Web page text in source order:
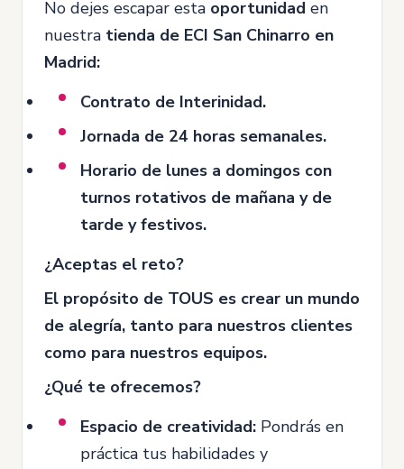
No dejes escapar esta oportunidad en
nuestra tienda de ECI San Chinarro en
Madrid:
Contrato de Interinidad.
Jornada de 24 horas semanales.
Horario de lunes a domingos con
turnos rotativos de mañana y de
tarde y festivos.
¿Aceptas el reto?
El propósito de TOUS es crear un mundo
de alegría, tanto para nuestros clientes
como para nuestros equipos.
¿Qué te ofrecemos?
Espacio de creatividad: Pondrás en
práctica tus habilidades y